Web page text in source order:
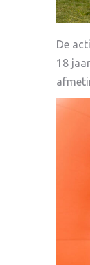
De
18